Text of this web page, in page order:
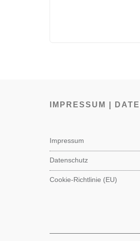
IMPRESSUM |
Impressum
Datenschutz
Cookie-Richtlinie (EU)